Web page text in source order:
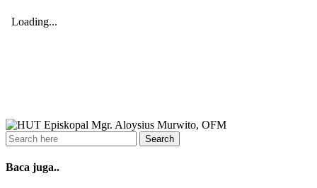
Baca juga..